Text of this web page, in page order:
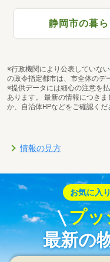
静岡市の暮
※行政機関により公表していな
の政令指定都市は、市全体のデ
※提供データには細心の注意を
あります。 最新の情報につき
か、自治体HPなどをご確認くだ
情報の見方
お気に入
プッ
最新の